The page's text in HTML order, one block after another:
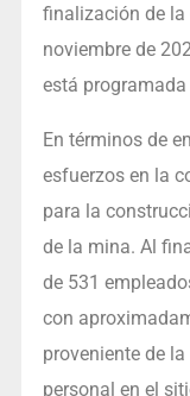
finalización de la
noviembre de
está
En términos de
esfuerzos en la
para la
de la mina. Al
de 531
con
proveniente de
personal en el